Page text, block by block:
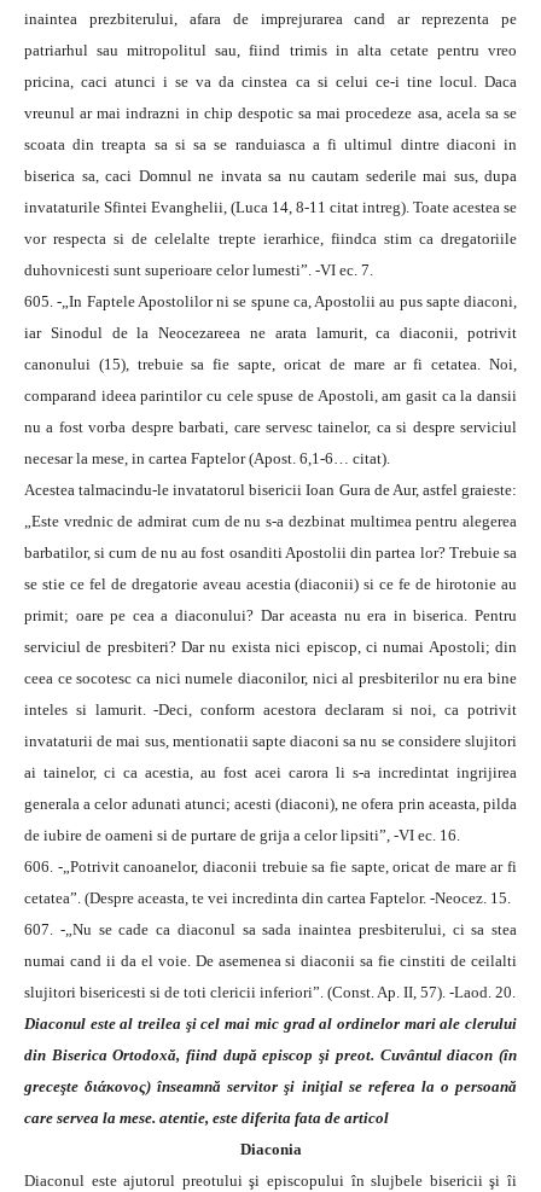
inaintea prezbiterului, afara de imprejurarea cand ar reprezenta pe
patriarhul sau mitropolitul sau, fiind trimis in alta cetate pentru vreo
pricina, caci atunci i se va da cinstea ca si celui ce-i tine locul. Daca
vreunul ar mai indrazni in chip despotic sa mai procedeze asa, acela sa se
scoata din treapta sa si sa se randuiasca a fi ultimul dintre diaconi in
biserica sa, caci Domnul ne invata sa nu cautam sederile mai sus, dupa
invataturile Sfintei Evanghelii, (Luca 14, 8-11 citat intreg). Toate acestea se
vor respecta si de celelalte trepte ierarhice, fiindca stim ca dregatoriile
duhovnicesti sunt superioare celor lumesti”. -VI ec. 7.
605. -„In Faptele Apostolilor ni se spune ca, Apostolii au pus sapte diaconi,
iar Sinodul de la Neocezareea ne arata lamurit, ca diaconii, potrivit
canonului (15), trebuie sa fie sapte, oricat de mare ar fi cetatea. Noi,
comparand ideea parintilor cu cele spuse de Apostoli, am gasit ca la dansii
nu a fost vorba despre barbati, care servesc tainelor, ca si despre serviciul
necesar la mese, in cartea Faptelor (Apost. 6,1-6… citat).
Acestea talmacindu-le invatatorul bisericii Ioan Gura de Aur, astfel graieste:
„Este vrednic de admirat cum de nu s-a dezbinat multimea pentru alegerea
barbatilor, si cum de nu au fost osanditi Apostolii din partea lor? Trebuie sa
se stie ce fel de dregatorie aveau acestia (diaconii) si ce fe de hirotonie au
primit; oare pe cea a diaconului? Dar aceasta nu era in biserica. Pentru
serviciul de presbiteri? Dar nu exista nici episcop, ci numai Apostoli; din
ceea ce socotesc ca nici numele diaconilor, nici al presbiterilor nu era bine
inteles si lamurit. -Deci, conform acestora declaram si noi, ca potrivit
invataturii de mai sus, mentionatii sapte diaconi sa nu se considere slujitori
ai tainelor, ci ca acestia, au fost acei carora li s-a incredintat ingrijirea
generala a celor adunati atunci; acesti (diaconi), ne ofera prin aceasta, pilda
de iubire de oameni si de purtare de grija a celor lipsiti”, -VI ec. 16.
606. -„Potrivit canoanelor, diaconii trebuie sa fie sapte, oricat de mare ar fi
cetatea”. (Despre aceasta, te vei incredinta din cartea Faptelor. -Neocez. 15.
607. -„Nu se cade ca diaconul sa sada inaintea presbiterului, ci sa stea
numai cand ii da el voie. De asemenea si diaconii sa fie cinstiti de ceilalti
slujitori bisericesti si de toti clericii inferiori”. (Const. Ap. II, 57). -Laod. 20.
Diaconul este al treilea şi cel mai mic grad al ordinelor mari ale clerului
din Biserica Ortodoxă, fiind după episcop şi preot. Cuvântul diacon (în
greceşte διάκονος) înseamnă servitor şi iniţial se referea la o persoană
care servea la mese. atentie, este diferita fata de articol
Diaconia
Diaconul este ajutorul preotului şi episcopului în slujbele bisericii şi îi